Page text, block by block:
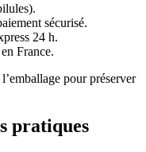
sécurisé.
24 h.
France.
pour préserver
pratiques